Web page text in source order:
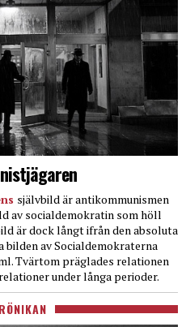
självbild är antikommunismen
av socialdemokratin som höll
är dock långt ifrån den absoluta
av Socialdemokraterna
Tvärtom präglades relationen
under långa perioder.